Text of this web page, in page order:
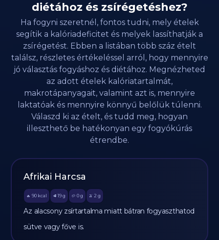
diétához és zsírégetéshez?
Ha fogyni szeretnél, fontos tudni, mely ételek
segítik a kalóriadeficitet és melyek lassíthatják a
zsírégetést. Ebben a listában több száz ételt
találsz, részletes értékeléssel arról, hogy mennyire
jó választás fogyáshoz és diétához. Megnézheted
az adott ételek kalóriatartalmát,
makrotápanyagait, valamint azt is, mennyire
laktatóak és mennyire könnyű belőlük túlenni.
Válaszd ki az ételt, és tudd meg, hogyan
illeszthető be hatékonyan egy fogyókúrás
étrendbe.
Afrikai Harcsa
🔥 90 kcal 🥩 19 g 🥔 0g 🫒 2 g
Az alacsony zsírtartalma miatt bátran fogyaszthatod
sütve vagy főve is.